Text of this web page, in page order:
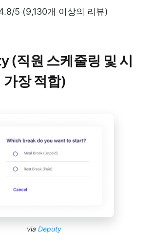
5 (9,130개 이상의 리뷰)
(직원 스케줄링 및 시
가장 적합)
via Deputy